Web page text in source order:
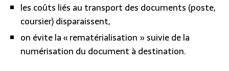
les coûts liés au transport des documents (poste,
coursier) disparaissent,
on évite la « rematérialisation » suivie de la
numérisation du document à destination.